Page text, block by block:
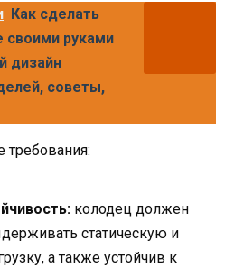
Как сделать
своими руками
дизайн
советы,
требования:
колодец должен
статическую и
а также устойчив к